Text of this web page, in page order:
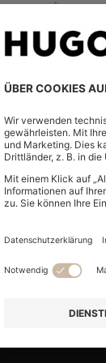
Indien, Israel,
Ukraine,
Vereinigtes
Kanada
Australien,
und Vorteile